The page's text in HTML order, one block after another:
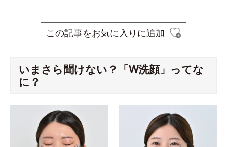
この記事をお気に入りに追加
いまさら聞けない？「W洗顔」ってな
に？